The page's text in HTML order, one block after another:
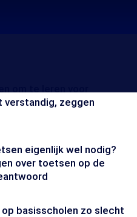
verstandig, zeggen
eigenlijk wel nodig?
over toetsen op de
basisscholen zo slecht